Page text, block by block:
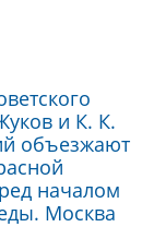
и К. К.
объезжают
началом
Москва